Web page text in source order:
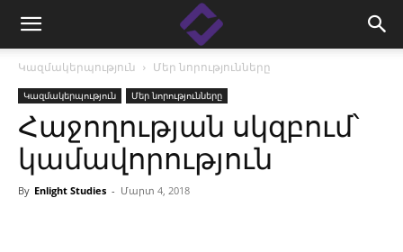
Կազմակերպություն Մեր նորությունները
Կազմակերպություն Մեր նորությունները
Հաջողության սկզբում՝
կամավորություն
By Enlight Studies - Մարտ 4, 2018